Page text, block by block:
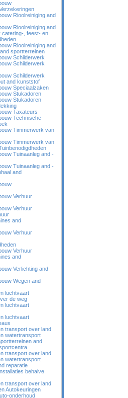
Rioolreiniging and
Rioolreiniging and
catering-, feest- en
Rioolreiniging and
sportterreinen
Schilderwerk
Schilderwerk
Schilderwerk
and kunststof
Speciaalzaken
Stukadoren
Stukadoren
Taxateurs
Technische
Timmerwerk van
Timmerwerk van
Tuinaanleg and -
Tuinaanleg and -
and
Verhuur
Verhuur
and
Verhuur
Verhuur
and
Verlichting and
Wegen and
luchtvaart
de weg
luchtvaart
luchtvaart
transport over land
watertransport
and
transport over land
watertransport
reparatie
behalve
transport over land
Autokeuringen
onderhoud